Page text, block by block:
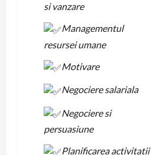
si vanzare
Managementul
resursei umane
Motivare
Negociere salariala
Negociere si
persuasiune
Planificarea activitatii